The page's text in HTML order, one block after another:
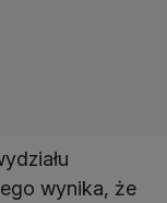
wynika, że